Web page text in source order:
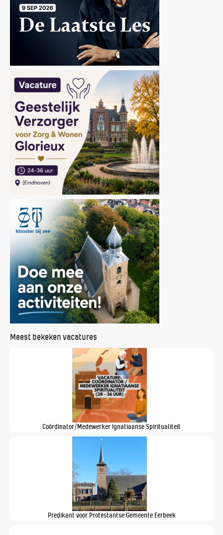
Meest bekeken vacatures
Coördinator/Medewerker Ignatiaanse Spiritualiteit
Predikant voor Protestantse Gemeente Eerbeek